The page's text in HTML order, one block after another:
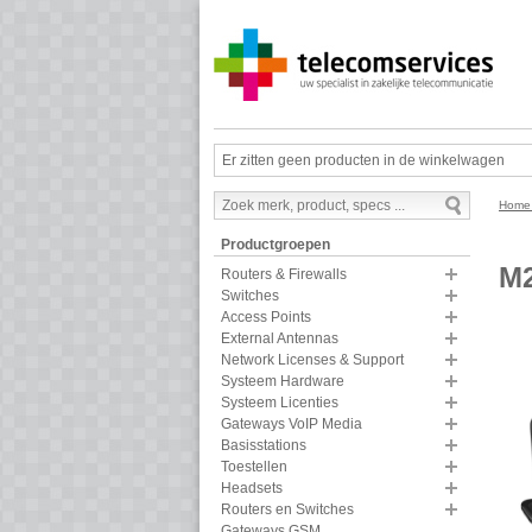
Er zitten geen producten in de winkelwagen
Productgroepen
Routers & Firewalls
Switches
Access Points
External Antennas
Network Licenses & Support
Systeem Hardware
Systeem Licenties
Gateways VoIP Media
Basisstations
Toestellen
Headsets
Routers en Switches
Home